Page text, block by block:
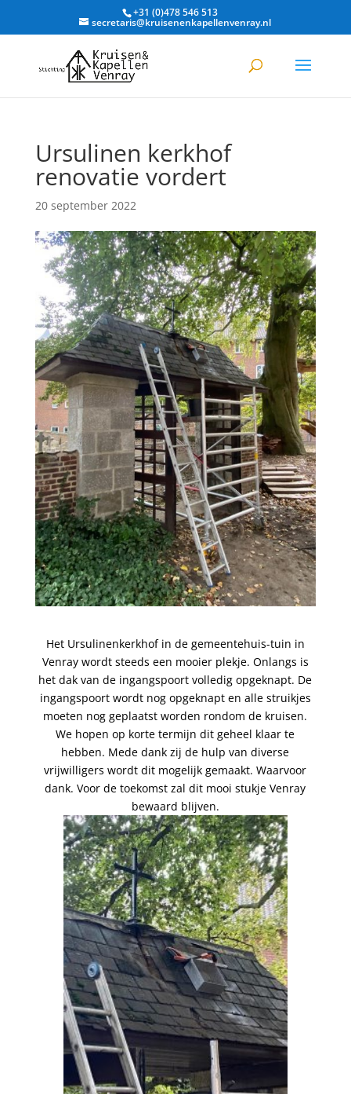
+31 (0)478 546 513
secretaris@kruisenenkapellenvenray.nl
Ursulinen kerkhof
renovatie vordert
20 september 2022
Het Ursulinenkerkhof in de gemeentehuis-tuin in
Venray wordt steeds een mooier plekje. Onlangs is
het dak van de ingangspoort volledig opgeknapt. De
ingangspoort wordt nog opgeknapt en alle struikjes
moeten nog geplaatst worden rondom de kruisen.
We hopen op korte termijn dit geheel klaar te
hebben. Mede dank zij de hulp van diverse
vrijwilligers wordt dit mogelijk gemaakt. Waarvoor
dank. Voor de toekomst zal dit mooi stukje Venray
bewaard blijven.